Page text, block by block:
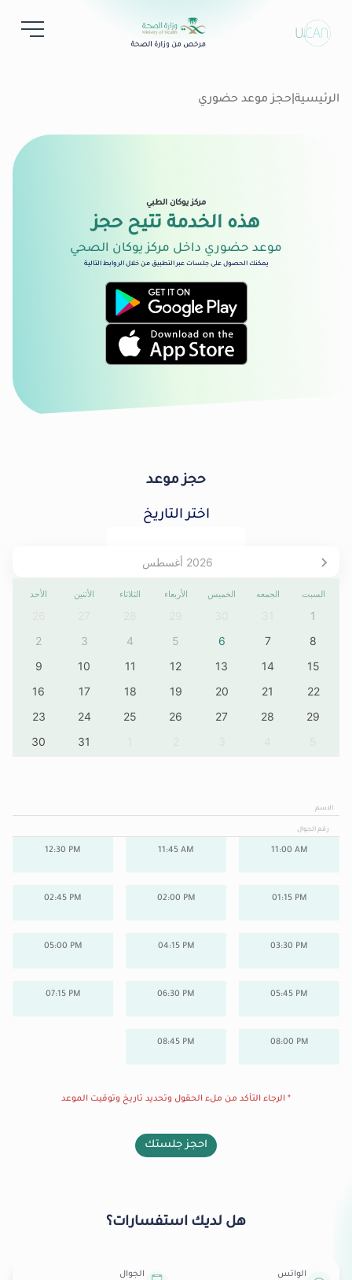
الرئيسية حجز موعد حضوري
مركز يوكان الطبي
هذه الخدمة تتيح حجز
موعد حضوري داخل مركز يوكان الصحي
يمكنك الحصول على جلسات عبر التطبيق من خلال الروابط التالية
حجز موعد
اختر التاريخ
أغسطس 2026
الأحد الأثنين الثلاثاء الأربعاء الخميس الجمعه السبت
1
2
3 4 5 6 7
8
9
10 11 12 13 14
15
16
17 18 19 20 21
22
23
24 25 26 27 28
29
30
31
الاسم
رقم الجوال
11:00 AM
11:45 AM
12:30 PM
01:15 PM
02:00 PM
02:45 PM
03:30 PM
04:15 PM
05:00 PM
05:45 PM
06:30 PM
07:15 PM
08:00 PM
08:45 PM
* الرجاء التأكد من ملء الحقول وتحديد تاريخ وتوقيت الموعد
احجز جلستك
هل لديك استفسارات؟
الواتس الجوال